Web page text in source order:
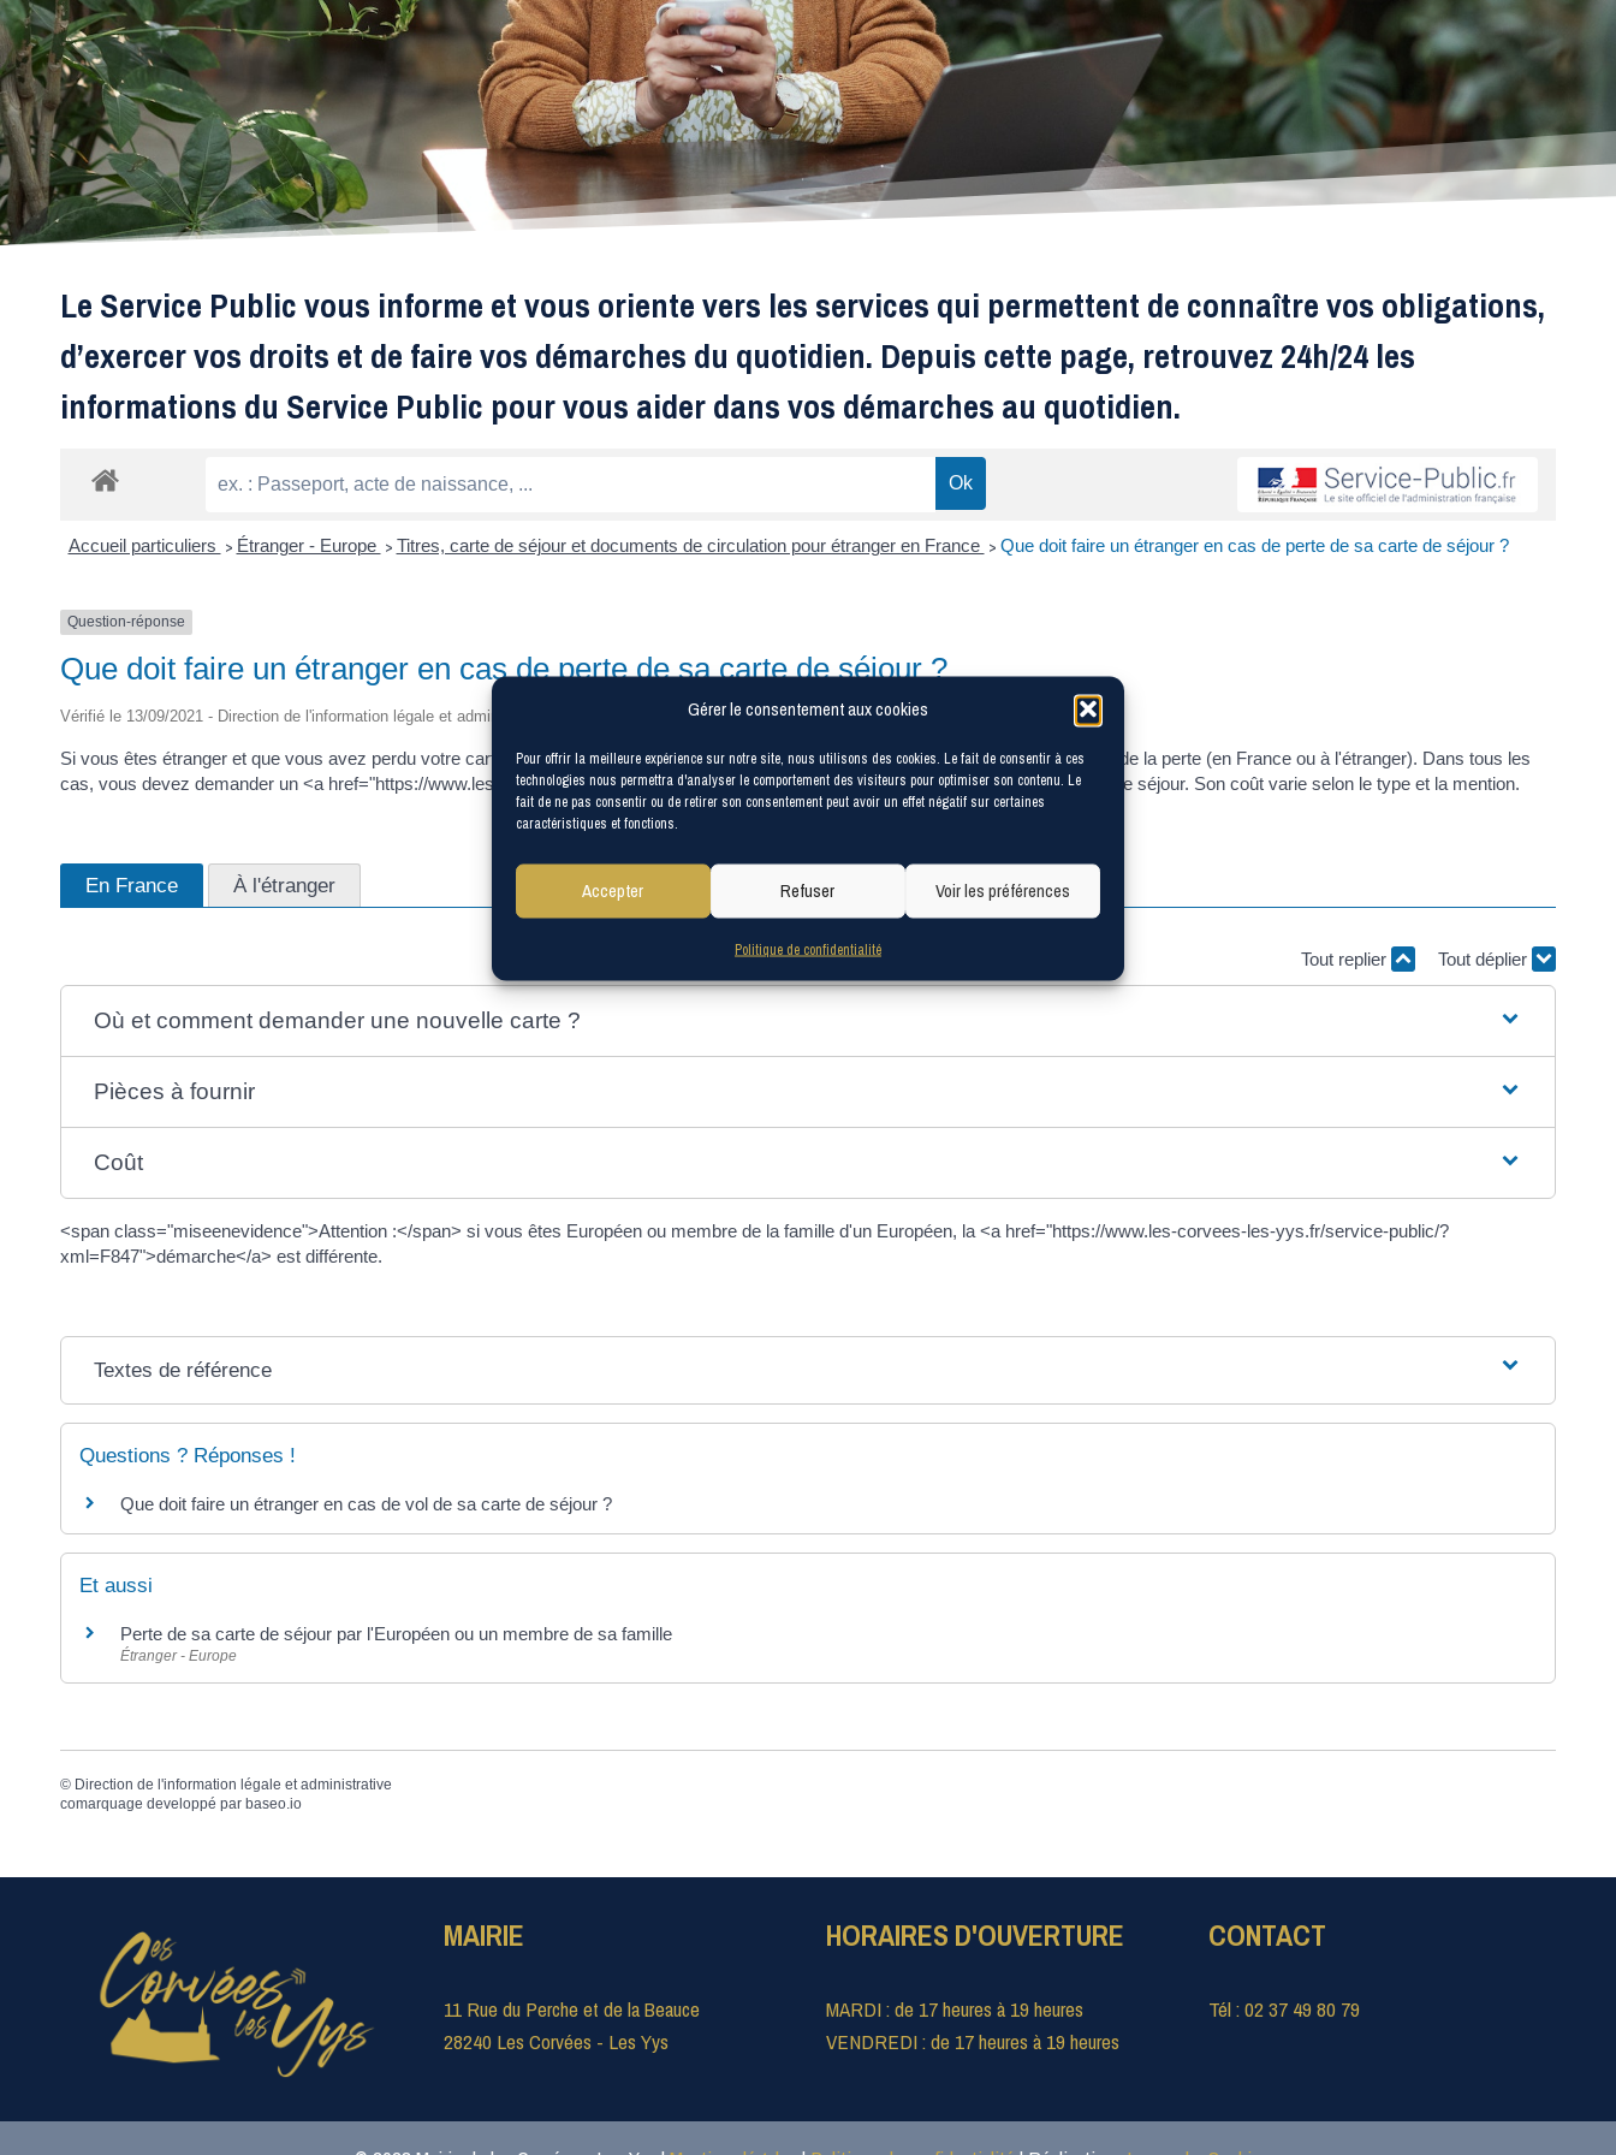
Gérer le consentement aux cookies
Pour offrir la meilleure expérience sur notre site, nous utilisons des cookies. Le fait de consentir à ces
technologies nous permettra d'analyser le comportement des visiteurs pour optimiser son contenu. Le
fait de ne pas consentir ou de retirer son consentement peut avoir un effet négatif sur certaines
caractéristiques et fonctions.
Accepter Refuser Voir les préférences
Politique de confidentialité
Le Service Public vous informe et vous oriente vers les services qui permettent de connaître vos obligations,
d’exercer vos droits et de faire vos démarches du quotidien. Depuis cette page, retrouvez 24h/24 les
informations du Service Public pour vous aider dans vos démarches au quotidien.
Accueil particuliers > Étranger - Europe > Titres, carte de séjour et documents de circulation pour étranger en France > Que doit faire un étranger en cas de perte de sa carte de séjour ?
Question-réponse
Que doit faire un étranger en cas de perte de sa carte de séjour ?
Vérifié le 13/09/2021 - Direction de l'information légale et administrative (Premier ministre)
Si vous êtes étranger et que vous avez perdu votre carte de séjour, vous devez effectuer des démarches différentes en fonction du lieu de la perte (en France ou à l'étranger). Dans tous les
cas, vous devez demander un <a href="https://www.les-corvees-les-yys.fr/service-public/?xml=R13034">duplicata</a> de votre carte de séjour. Son coût varie selon le type et la mention.
En France À l'étranger
Tout replier Tout déplier
Où et comment demander une nouvelle carte ?
Pièces à fournir
Coût
<span class="miseenevidence">Attention :</span> si vous êtes Européen ou membre de la famille d'un Européen, la <a href="https://www.les-corvees-les-yys.fr/service-public/?
xml=F847">démarche</a> est différente.
Textes de référence
Questions ? Réponses !
Que doit faire un étranger en cas de vol de sa carte de séjour ?
Et aussi
Perte de sa carte de séjour par l'Européen ou un membre de sa famille
Étranger - Europe
© Direction de l'information légale et administrative
comarquage developpé par baseo.io
MAIRIE
11 Rue du Perche et de la Beauce
28240 Les Corvées - Les Yys
HORAIRES D'OUVERTURE
MARDI : de 17 heures à 19 heures
VENDREDI : de 17 heures à 19 heures
CONTACT
Tél : 02 37 49 80 79